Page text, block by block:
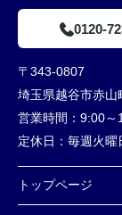
0120-
〒343-0807
埼玉県越谷市赤山
営業時間： 9:00～
定休日： 毎週火曜
トップページ